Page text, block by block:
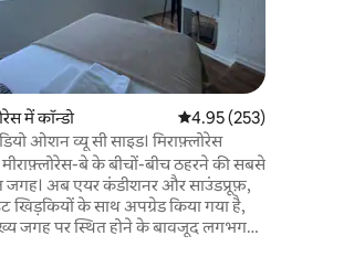
समीक्षाएँ
में कॉन्डो औसत रेटिंग 5 में से 4.95,
4.95 (253)
सुंदर स्टूडियो ओशन व्यू सी साइड। मिराफ़्लोरेस
बे के बीचों-बीच ठहरने की सबसे
और साउंडप्रूफ़,
खिड़कियों के साथ अपग्रेड किया गया है,
जगह पर स्थित होने के बावजूद लगभग